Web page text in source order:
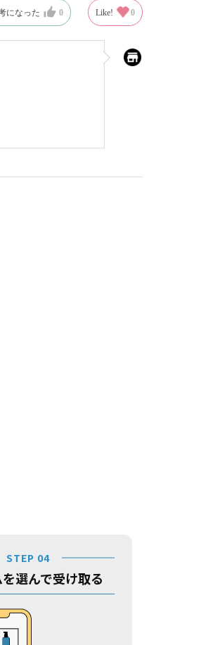
になった 0 Like! 0
STEP 04
選んで受け取る